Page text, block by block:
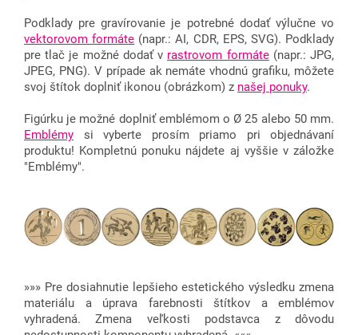
Podklady pre gravírovanie je potrebné dodať výlučne vo
vektorovom formáte (napr.: AI, CDR, EPS, SVG). Podklady
pre tlač je možné dodať v rastrovom formáte(napr.: JPG,
JPEG, PNG). V prípade ak nemáte vhodnú grafiku, môžete
svoj štítok doplniť ikonou (obrázkom) z našej ponuky.
Figúrku je možné doplniť emblémom o Ø 25 alebo 50 mm.
Emblémy si vyberte prosím priamo pri objednávaní
produktu! Kompletnú ponuku nájdete aj vyššie v záložke
"Emblémy".
»»» Pre dosiahnutie lepšieho estetického výsledku zmena
materiálu a úprava farebnosti štítkov a emblémov
vyhradená. Zmena veľkosti podstavca z dôvodu